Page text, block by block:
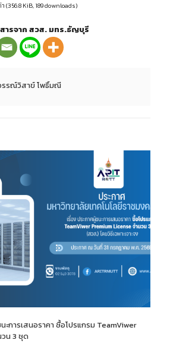
า (356.8 KiB, 189 downloads)
ารจาก สวส. มทร.ธัญบุรี
รรณ์วิสาข์ โพธิ์มณี
ะการเสนอราคา ซื้อโปรแกรม TeamViwer
น 3 ชุด